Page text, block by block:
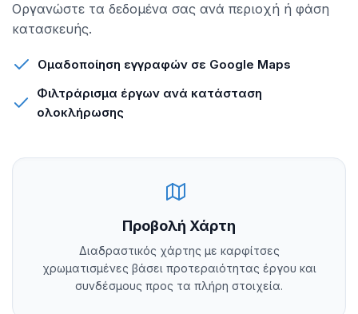
Οργανώστε τα δεδομένα σας ανά περιοχή ή φάση
κατασκευής.
Ομαδοποίηση εγγραφών σε Google Maps
Φιλτράρισμα έργων ανά κατάσταση
ολοκλήρωσης
Προβολή Χάρτη
Διαδραστικός χάρτης με καρφίτσες
χρωματισμένες βάσει προτεραιότητας έργου και
συνδέσμους προς τα πλήρη στοιχεία.